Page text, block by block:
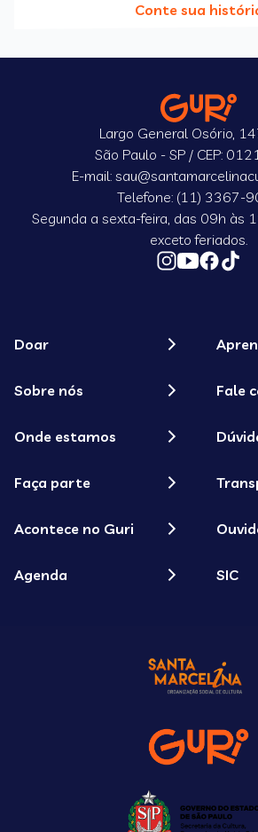
Conte sua
Largo General Osório,
São Paulo - SP / CEP:
E-mail:
Telefone: (11) 3367-
Segunda a sexta-feira, das 09h às
exceto feriados.
Doar
Sobre nós
Onde estamos
Faça parte
Acontece no Guri
Agenda
Fale
SIC